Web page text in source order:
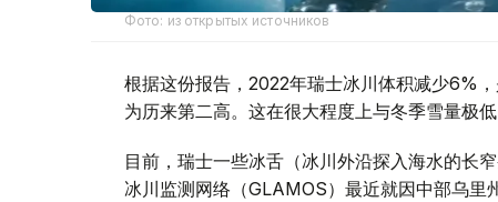
Фото: из открытых источников
根据这份报告，2022年瑞士冰川体积减少6%
为历来第二高。这在很大程度上与冬季雪量极
目前，瑞士一些冰舌（冰川外沿探入海水的长
冰川监测网络（GLAMOS）最近就因中部乌